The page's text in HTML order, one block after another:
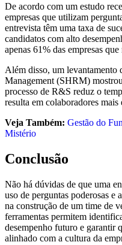
De acordo com um estudo
empresas que utilizam
entrevista têm uma taxa de
candidatos com alto
apenas 61% das empresas
Além disso, um levantamento
Management (SHRM)
processo de R&S reduz o
resulta em colaboradores
Veja Também: Gestão do
Mistério
Conclusão
Não há dúvidas de que uma
uso de perguntas poderosas e
na construção de um time de
ferramentas permitem
desempenho futuro e garantir
alinhado com a cultura da